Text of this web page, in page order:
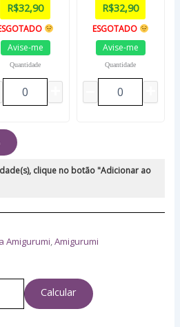
R$32,90
Avise-me
Quantidade
R$32,90
ESGOTADO
Avise-me
Quantidade
clique no botão "Adicionar ao
Amigurumi,Amigurumi
Calcular